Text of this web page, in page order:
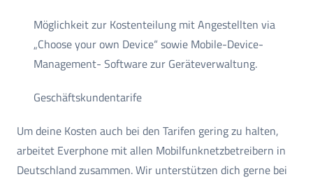
Möglichkeit zur Kostenteilung mit Angestellten via
„Choose your own Device“ sowie Mobile-Device-
Management- Software zur Geräteverwaltung.
Geschäftskundentarife
Um deine Kosten auch bei den Tarifen gering zu halten,
arbeitet Everphone mit allen Mobilfunknetzbetreibern in
Deutschland zusammen. Wir unterstützen dich gerne bei